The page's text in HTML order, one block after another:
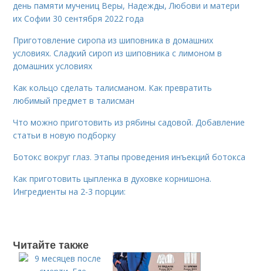
день памяти мучениц Веры, Надежды, Любови и матери
их Софии 30 сентября 2022 года
Приготовление сиропа из шиповника в домашних
условиях. Сладкий сироп из шиповника с лимоном в
домашних условиях
Как кольцо сделать талисманом. Как превратить
любимый предмет в талисман
Что можно приготовить из рябины садовой. Добавление
статьи в новую подборку
Ботокс вокруг глаз. Этапы проведения инъекций ботокса
Как приготовить цыпленка в духовке корнишона.
Ингредиенты на 2-3 порции:
Читайте также